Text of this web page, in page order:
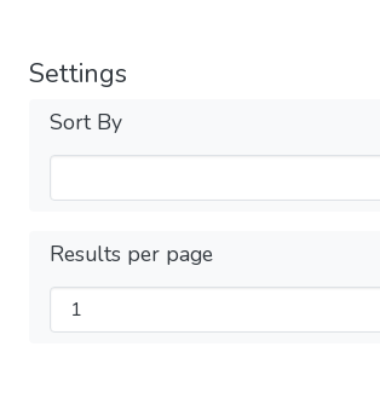
Settings
Sort By
Results per page